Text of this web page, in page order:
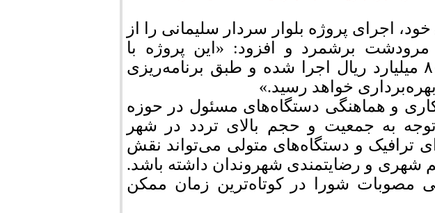
اجرای پروژه بلوار سردار سلیمانی را از
مرودشت برشمرد و افزود: «این پروژه با
اعتباری بالغ بر یک هزار و ۸۰۰ میلیارد ریال اجرا شده و طبق برنامه‌ریزی
خواهد رسید.»
و هماهنگی دستگاه‌های مسئول در حوزه
به جمعیت و حجم بالای تردد در شهر
ترافیک و دستگاه‌های متولی می‌تواند نقش
و رضایتمندی شهروندان داشته باشد.
مصوبات شورا در کوتاه‌ترین زمان ممکن